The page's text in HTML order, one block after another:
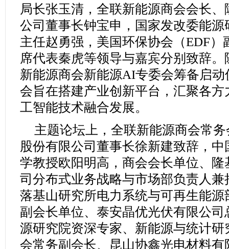
局长张玉清，全联新能源商会会长
公司董事长钟宝申，国家发改委能
主任赵勇强，美国环保协会（EDF
席代表秦虎等领导与嘉宾分别致辞
新能源商会新能源AI专委会筹备启
会旨在搭建产业创新平台，汇聚各
工智能技术融合发展。
主题论坛上，全联新能源商会常
股份有限公司董事长徐新建致辞，
学教授欧阳明高，商会会长单位、
司分布式业务战略与市场部负责人
落基山研究所电力系统与可再生能
副会长单位、泰安晶优光伏有限公
源研究院资深专家、新能源与统计
会常务副会长、昆山协鑫光电材料